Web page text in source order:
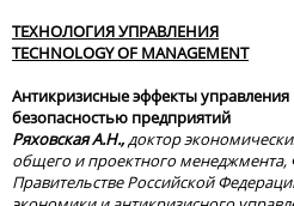
ТЕХНОЛОГИЯУПРАВЛЕНИЯ
TECHNOLOGY OF MANAGEMENT
Антикризисные эффекты
безопасностью предприятий
Ряховская А.Н.,доктор
общего и проектного менеджмента,
Правительстве Российской